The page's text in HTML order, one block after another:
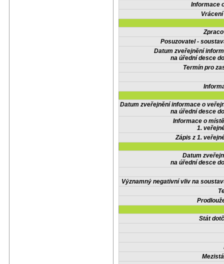
Informace
Posuzovatel -
Datum zveřejnění
na úřední desce
Termín pro
Datum zveřejnění informace o
na úřední desce
Informace o
1.
Zápis z 1.
Datum
na úřední desce
Významný negativní vliv na
Stát